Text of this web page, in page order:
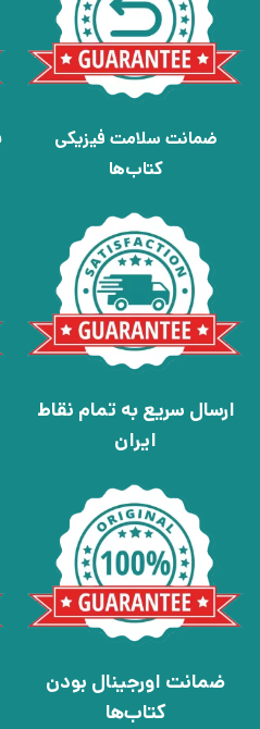
ضمانت سلامت فیزیکی
کتاب‌ها
ارسال سریع به تمام نقاط
ایران
ضمانت اورجینال بودن
کتاب‌ها